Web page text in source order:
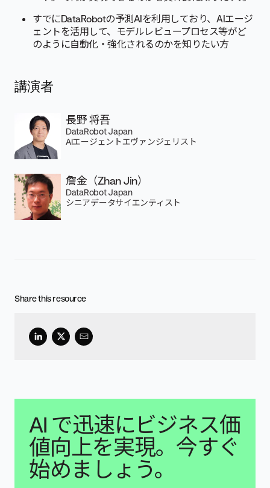
すでにDataRobotの予測AIを利用しており、AIエージ
ェントを活用して、モデルレビュープロセス等がど
のように自動化・強化されるのかを知りたい方
講演者
長野 将吾
DataRobot Japan
AIエージェントエヴァンジェリスト
詹金（Zhan Jin）
DataRobot Japan
シニアデータサイエンティスト
Share this resource
AI で迅速にビジネス価
値向上を実現。今すぐ
始めましょう。